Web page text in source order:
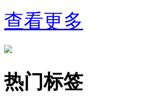
查看更多
热门标签